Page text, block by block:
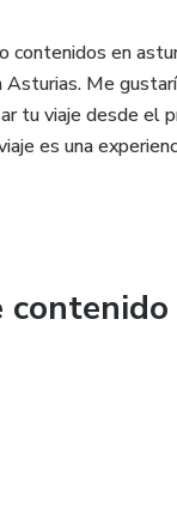
en
Me
tu viaje desde el
es una
contenido